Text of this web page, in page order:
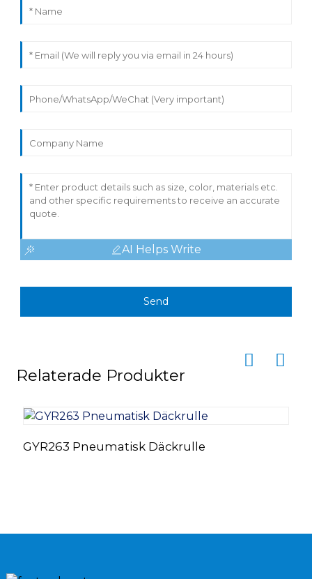
AI Helps Write
Send
Relaterade Produkter
GYR263 Pneumatisk Däckrulle